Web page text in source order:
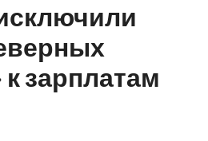
зарплатам